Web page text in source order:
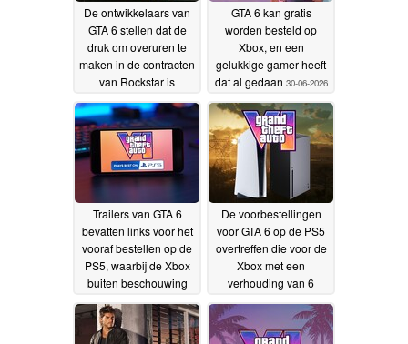
De ontwikkelaars van
GTA 6 stellen dat de
druk om overuren te
maken in de contracten
van Rockstar is
06-07-2026
GTA 6 kan gratis
worden besteld op
Xbox, en een
gelukkige gamer heeft
dat al gedaan 30-06-2026
Trailers van GTA 6
bevatten links voor het
vooraf bestellen op de
PS5, waarbij de Xbox
buiten beschouwing
Microsoft de
verkoopkloof betwist29-
De voorbestellingen
voor GTA 6 op de PS5
overtreffen die voor de
Xbox met een
verhouding van 6
prijsverhoging voor de
console op komst is27-